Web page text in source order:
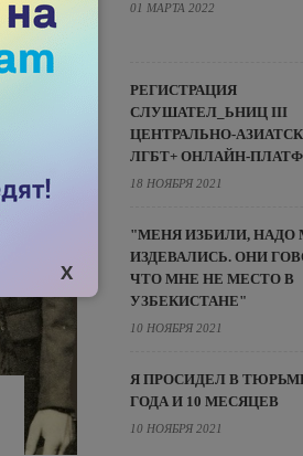
01 МАРТА 2022
РЕГИСТРАЦИЯ
СЛУШАТЕЛ_ЬНИЦ III
ЦЕНТРАЛЬНО-
ЛГБТ+ ОНЛАЙН-
18 НОЯБРЯ 2021
"МЕНЯ ИЗБИЛИ, НАДО
ИЗДЕВАЛИСЬ. ОНИ
ЧТО МНЕ НЕ МЕСТО В
УЗБЕКИСТАНЕ"
10 НОЯБРЯ 2021
Я ПРОСИДЕЛ В
ГОДА И 10 МЕСЯЦЕВ
10 НОЯБРЯ 2021